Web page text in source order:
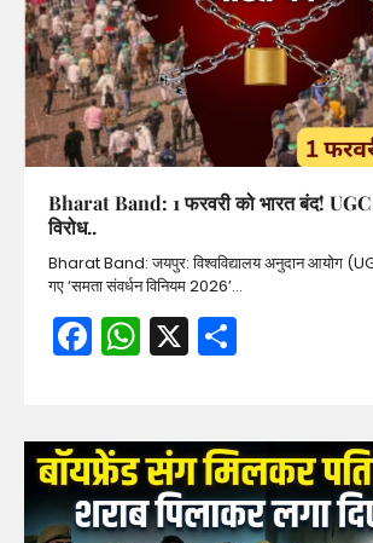
Bharat Band: 1 फरवरी को भारत बंद! UGC
विरोध..
Bharat Band: जयपुर: विश्वविद्यालय अनुदान आयोग
गए ‘समता संवर्धन विनियम 2026’…
Facebook
WhatsApp
X